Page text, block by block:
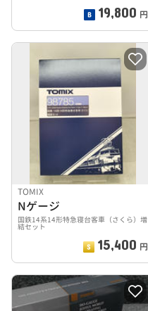
19,800 円
TOMIX
Nゲージ
国鉄14系14形特急寝台客車（さくら）増
結セット
15,400 円